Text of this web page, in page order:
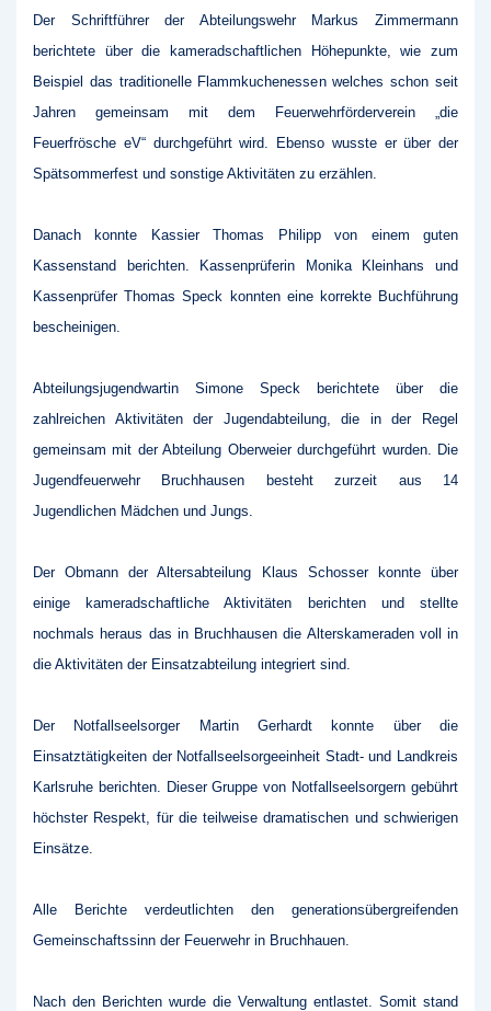
Der Schriftführer der Abteilungswehr Markus Zimmermann
berichtete über die kameradschaftlichen Höhepunkte, wie zum
Beispiel das traditionelle Flammkuchenessen welches schon seit
Jahren gemeinsam mit dem Feuerwehrförderverein „die
Feuerfrösche eV“ durchgeführt wird. Ebenso wusste er über der
Spätsommerfest und sonstige Aktivitäten zu erzählen.
Danach konnte Kassier Thomas Philipp von einem guten
Kassenstand berichten. Kassenprüferin Monika Kleinhans und
Kassenprüfer Thomas Speck konnten eine korrekte Buchführung
bescheinigen.
Abteilungsjugendwartin Simone Speck berichtete über die
zahlreichen Aktivitäten der Jugendabteilung, die in der Regel
gemeinsam mit der Abteilung Oberweier durchgeführt wurden. Die
Jugendfeuerwehr Bruchhausen besteht zurzeit aus 14
Jugendlichen Mädchen und Jungs.
Der Obmann der Altersabteilung Klaus Schosser konnte über
einige kameradschaftliche Aktivitäten berichten und stellte
nochmals heraus das in Bruchhausen die Alterskameraden voll in
die Aktivitäten der Einsatzabteilung integriert sind.
Der Notfallseelsorger Martin Gerhardt konnte über die
Einsatztätigkeiten der Notfallseelsorgeeinheit Stadt- und Landkreis
Karlsruhe berichten. Dieser Gruppe von Notfallseelsorgern gebührt
höchster Respekt, für die teilweise dramatischen und schwierigen
Einsätze.
Alle Berichte verdeutlichten den generationsübergreifenden
Gemeinschaftssinn der Feuerwehr in Bruchhauen.
Nach den Berichten wurde die Verwaltung entlastet. Somit stand